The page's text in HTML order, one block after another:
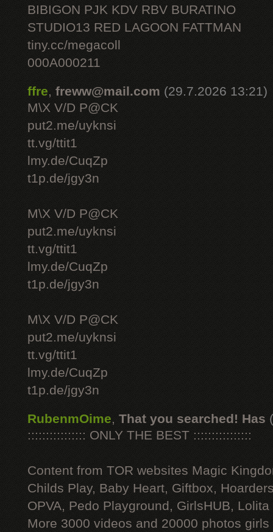
BIBIGON PJK KDV RBV BURATINO
STUDIO13 RED LAGOON FATTMAN
tiny.cc/megacoll
000A000211
ffre, freww@mail.com (29.7.2026 13:21)
M\X V/D P@CK
put2.me/uyknsi
tt.vg/ttit1
lmy.de/CuqZp
t1p.de/jgy3n
M\X V/D P@CK
put2.me/uyknsi
tt.vg/ttit1
lmy.de/CuqZp
t1p.de/jgy3n
M\X V/D P@CK
put2.me/uyknsi
tt.vg/ttit1
lmy.de/CuqZp
t1p.de/jgy3n
RubenmOime, That you searched! Has
:::::::::::::::: ONLY THE BEST ::::::::::::::::
Content from TOR websites Magic
Childs Play, Baby Heart, Giftbox,
OPVA, Pedo Playground, GirlsHUB, Lolita
More 3000 videos and 20000 photos